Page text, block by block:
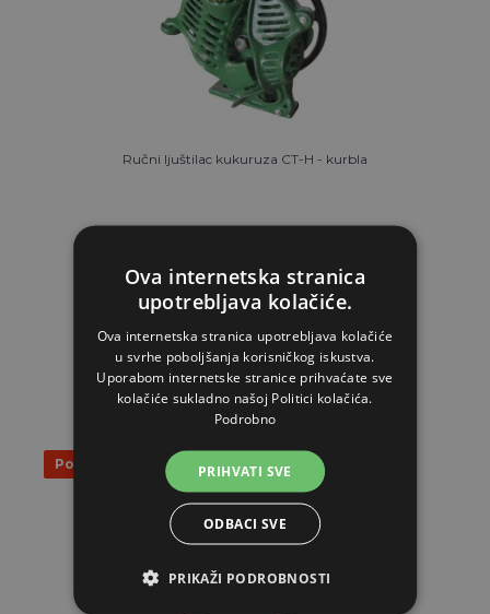
Ručni ljuštilac kukuruza CT-H - kurbla
NA ZALIHAMA
STAVI U KOŠARICU
Popust 28%
Ova internetska stranica
upotrebljava kolačiće.
Ova internetska stranica upotrebljava kolačiće
u svrhe poboljšanja korisničkog iskustva.
Uporabom internetske stranice prihvaćate sve
kolačiće sukladno našoj Politici kolačića.
Podrobno
PRIHVATI SVE
ODBACI SVE
PRIKAŽI PODROBNOSTI